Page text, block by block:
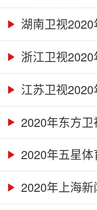
湖南卫视
浙江卫视
江苏卫视
2020年东方
2020年五星
2020年上海